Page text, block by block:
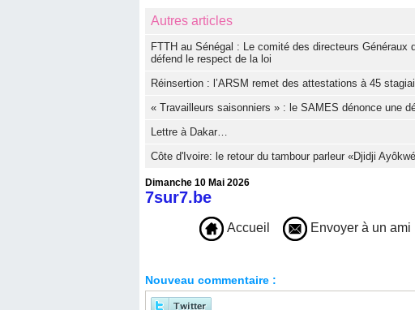
Autres articles
FTTH au Sénégal : Le comité des directeurs
défend le respect de la loi
Réinsertion : l’ARSM remet des attestations à 45
« Travailleurs saisonniers » : le SAMES dénonce une
Lettre à Dakar…
Côte d'Ivoire: le retour du tambour parleur «Djidji
Dimanche 10 Mai 2026
7sur7.be
Accueil Envoyer à un ami
Nouveau commentaire :